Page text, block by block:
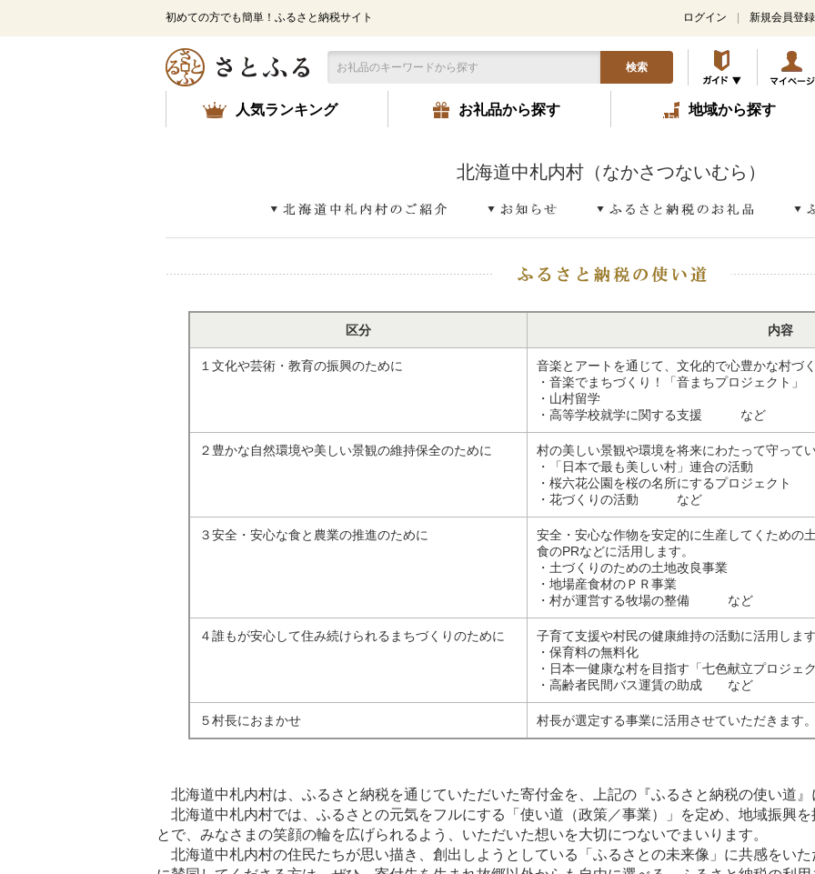
初めての方でも簡単！ふるさと納税サイト ログイン 新規会員登録
検索
人気ランキング お礼品から探す 地域から探す
北海道中札内村（なかさつないむら）
区分 内容
１文化や芸術・教育の振興のために
音楽とアートを通じて、文化的で心豊かな村づ
・音楽でまちづくり！「音まちプロジェクト」
・山村留学
・高等学校就学に関する支援 など
２豊かな自然環境や美しい景観の維持保全のために
村の美しい景観や環境を将来にわたって守って
・「日本で最も美しい村」連合の活動
・桜六花公園を桜の名所にするプロジェクト
・花づくりの活動 など
３安全・安心な食と農業の推進のために
安全・安心な作物を安定的に生産してくための
食のPRなどに活用します。
・土づくりのための土地改良事業
・地場産食材のＰＲ事業
・村が運営する牧場の整備 など
４誰もが安心して住み続けられるまちづくりのために
子育て支援や村民の健康維持の活動に活用しま
・保育料の無料化
・日本一健康な村を目指す「七色献立プロジェ
・高齢者民間バス運賃の助成 など
５村長におまかせ 村長が選定する事業に活用させていただきます
北海道中札内村は、ふるさと納税を通じていただいた寄付金を、上記の『ふるさと納税の使い道
北海道中札内村では、ふるさとの元気をフルにする「使い道（政策／事業）」を定め、地域振興
とで、みなさまの笑顔の輪を広げられるよう、いただいた想いを大切につないでまいります。
北海道中札内村の住民たちが思い描き、創出しようとしている「ふるさとの未来像」に共感をい